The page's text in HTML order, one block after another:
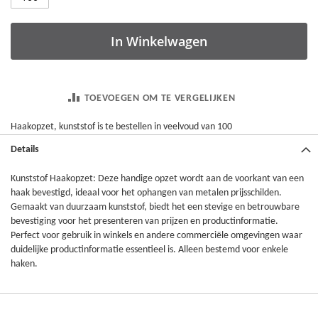
In Winkelwagen
TOEVOEGEN OM TE VERGELIJKEN
Haakopzet, kunststof is te bestellen in veelvoud van 100
Details
Kunststof Haakopzet: Deze handige opzet wordt aan de voorkant van een
haak bevestigd, ideaal voor het ophangen van metalen prijsschilden.
Gemaakt van duurzaam kunststof, biedt het een stevige en betrouwbare
bevestiging voor het presenteren van prijzen en productinformatie.
Perfect voor gebruik in winkels en andere commerciële omgevingen waar
duidelijke productinformatie essentieel is. Alleen bestemd voor enkele
haken.